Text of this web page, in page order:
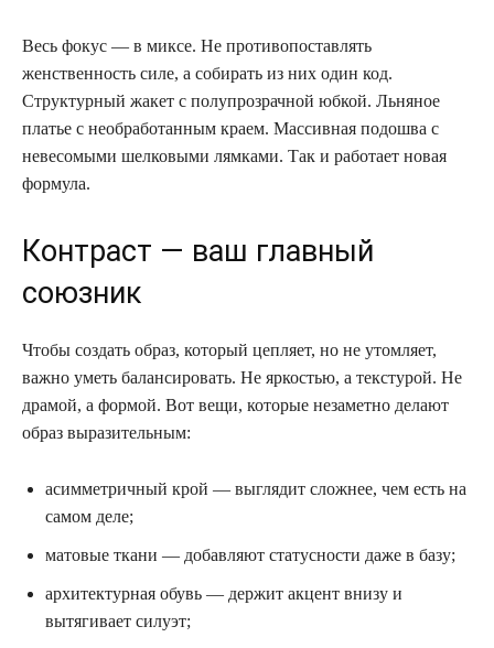
Весь фокус — в миксе. Не противопоставлять
женственность силе, а собирать из них один код.
Структурный жакет с полупрозрачной юбкой. Льняное
платье с необработанным краем. Массивная подошва с
невесомыми шелковыми лямками. Так и работает новая
формула.
Контраст — ваш главный
союзник
Чтобы создать образ, который цепляет, но не утомляет,
важно уметь балансировать. Не яркостью, а текстурой. Не
драмой, а формой. Вот вещи, которые незаметно делают
образ выразительным:
асимметричный крой — выглядит сложнее, чем есть на
самом деле;
матовые ткани — добавляют статусности даже в базу;
архитектурная обувь — держит акцент внизу и
вытягивает силуэт;